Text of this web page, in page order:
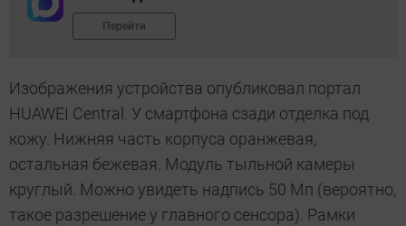
Перейти
Изображения устройства опубликовал портал
HUAWEI Central. У смартфона сзади отделка под
кожу. Нижняя часть корпуса оранжевая,
остальная бежевая. Модуль тыльной камеры
круглый. Можно увидеть надпись 50 Мп (вероятно,
такое разрешение у главного сенсора). Рамки